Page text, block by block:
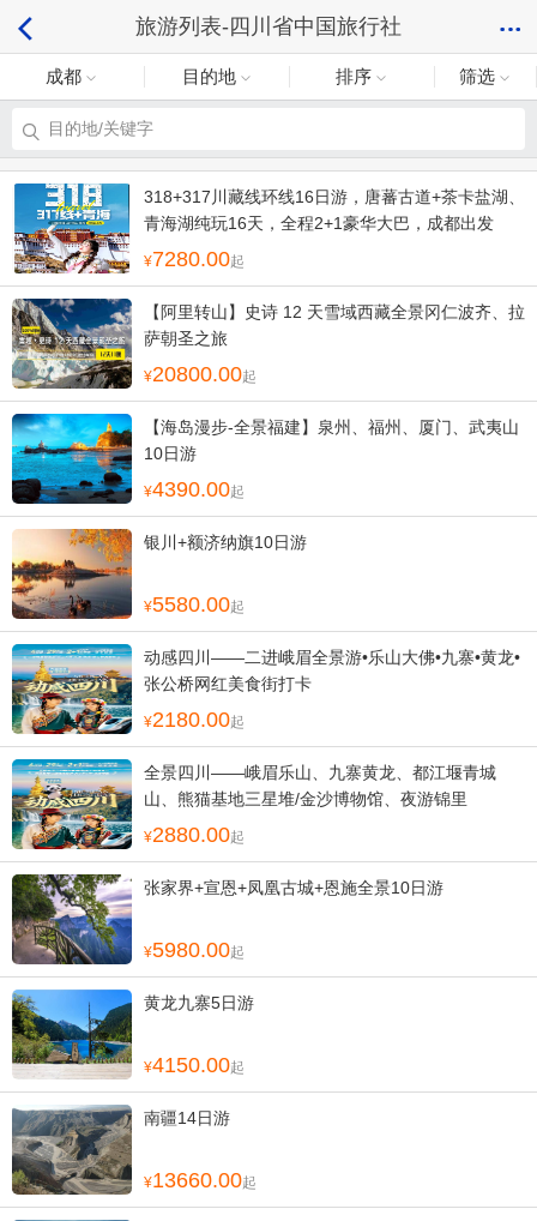
旅游列表-四川省中国旅行社
成都 目的地 排序 筛选
目的地/关键字
318+317川藏线环线16日游，唐蕃古道+茶卡盐湖、
青海湖纯玩16天，全程2+1豪华大巴，成都出发
7280.00起
【阿里转山】史诗 12 天雪域西藏全景冈仁波齐、拉
萨朝圣之旅
20800.00起
【海岛漫步-全景福建】泉州、福州、厦门、武夷山
10日游
4390.00起
银川+额济纳旗10日游
5580.00起
动感四川——二进峨眉全景游•乐山大佛•九寨•黄龙•
张公桥网红美食街打卡
2180.00起
全景四川——峨眉乐山、九寨黄龙、都江堰青城
山、熊猫基地三星堆/金沙博物馆、夜游锦里
2880.00起
张家界+宣恩+凤凰古城+恩施全景10日游
5980.00起
黄龙九寨5日游
4150.00起
南疆14日游
13660.00起